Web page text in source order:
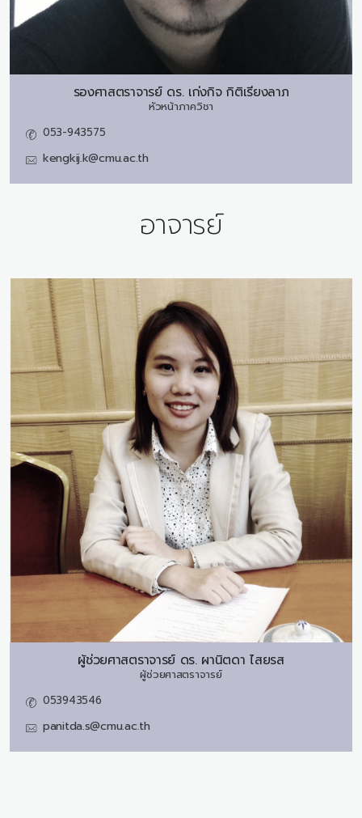
รองศาสตราจารย์ ดร. เก่งกิจ กิติเรียงลาภ
หัวหน้าภาควิชา
053-943575
kengkij.k@cmu.ac.th
อาจารย์
ผู้ช่วยศาสตราจารย์ ดร. ผานิตดา ไสยรส
ผู้ช่วยศาสตราจารย์
053943546
panitda.s@cmu.ac.th